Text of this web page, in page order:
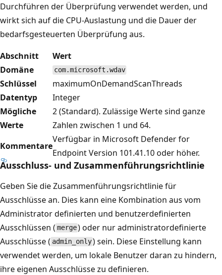
Durchführen der Überprüfung verwendet werden, und
wirkt sich auf die CPU-Auslastung und die Dauer der
bedarfsgesteuerten Überprüfung aus.
Abschnitt
Wert
Domäne
com.microsoft.wdav
Schlüssel
maximumOnDemandScanThreads
Datentyp
Integer
Mögliche
Werte
2 (Standard). Zulässige Werte sind ganze
Zahlen zwischen 1 und 64.
Kommentare
Verfügbar in Microsoft Defender for
Endpoint Version 101.41.10 oder höher.
Ausschluss- und Zusammenführungsrichtlinie
Geben Sie die Zusammenführungsrichtlinie für
Ausschlüsse an. Dies kann eine Kombination aus vom
Administrator definierten und benutzerdefinierten
Ausschlüssen ( merge) oder nur administratordefinierte
Ausschlüsse ( admin_only) sein. Diese Einstellung kann
verwendet werden, um lokale Benutzer daran zu hindern,
ihre eigenen Ausschlüsse zu definieren.